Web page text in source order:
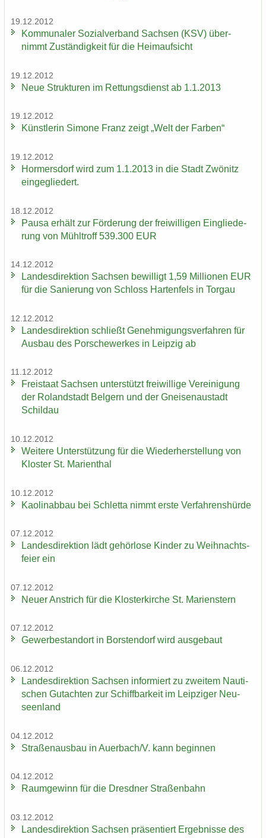
19.12.2012
Kom­mu­na­ler So­zi­al­ver­band Sach­sen (KSV) über­
nimmt Zu­stän­dig­keit für die Heim­auf­sicht
19.12.2012
Neue Struk­tu­ren im Ret­tungs­dienst ab 1.1.2013
19.12.2012
Künst­le­rin Si­mo­ne Franz zeigt „Welt der Far­ben“
19.12.2012
Hor­mers­dorf wird zum 1.1.2013 in die Stadt Zwö­nitz
ein­ge­glie­dert.
18.12.2012
Pausa er­hält zur För­de­rung der frei­wil­li­gen Ein­glie­de­
rung von Mühl­troff 539.300 EUR
14.12.2012
Lan­des­di­rek­ti­on Sach­sen be­wil­ligt 1,59 Mil­lio­nen EUR
für die Sa­nie­rung von Schloss Har­ten­fels in Tor­gau
12.12.2012
Lan­des­di­rek­ti­on schließt Ge­neh­mi­gungs­ver­fah­ren für
Aus­bau des Por­sche­wer­kes in Leip­zig ab
11.12.2012
Frei­staat Sach­sen un­ter­stützt frei­wil­li­ge Ver­ei­ni­gung
der Ro­land­stadt Bel­gern und der Gnei­sen­au­stadt
Schildau
10.12.2012
Wei­te­re Un­ter­stüt­zung für die Wie­der­her­stel­lung von
Klos­ter St. Ma­ri­en­thal
10.12.2012
Kao­lin­ab­bau bei Schlet­ta nimmt erste Ver­fah­rens­hür­de
07.12.2012
Lan­des­di­rek­ti­on lädt ge­hör­lo­se Kin­der zu Weih­nachts­
fei­er ein
07.12.2012
Neuer An­strich für die Klos­ter­kir­che St. Ma­ri­enstern
07.12.2012
Ge­wer­be­stand­ort in Bors­ten­dorf wird aus­ge­baut
06.12.2012
Lan­des­di­rek­ti­on Sach­sen in­for­miert zu zwei­tem Nau­ti­
schen Gut­ach­ten zur Schiff­bar­keit im Leip­zi­ger Neu­
seen­land
04.12.2012
Stra­ßen­aus­bau in Au­er­bach/V. kann be­gin­nen
04.12.2012
Raum­ge­winn für die Dresd­ner Stra­ßen­bahn
03.12.2012
Lan­des­di­rek­ti­on Sach­sen prä­sen­tiert Er­geb­nis­se des